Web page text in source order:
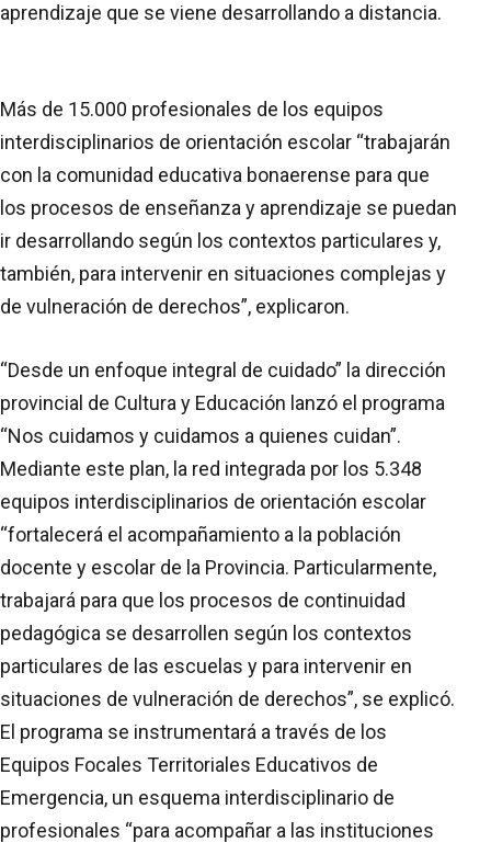
aprendizaje que se viene desarrollando a distancia.
Más de 15.000 profesionales de los equipos
interdisciplinarios de orientación escolar “trabajarán
con la comunidad educativa bonaerense para que
los procesos de enseñanza y aprendizaje se puedan
ir desarrollando según los contextos particulares y,
también, para intervenir en situaciones complejas y
de vulneración de derechos”, explicaron.
“Desde un enfoque integral de cuidado” la dirección
provincial de Cultura y Educación lanzó el programa
“Nos cuidamos y cuidamos a quienes cuidan”.
Mediante este plan, la red integrada por los 5.348
equipos interdisciplinarios de orientación escolar
“fortalecerá el acompañamiento a la población
docente y escolar de la Provincia. Particularmente,
trabajará para que los procesos de continuidad
pedagógica se desarrollen según los contextos
particulares de las escuelas y para intervenir en
situaciones de vulneración de derechos”, se explicó.
El programa se instrumentará a través de los
Equipos Focales Territoriales Educativos de
Emergencia, un esquema interdisciplinario de
profesionales “para acompañar a las instituciones